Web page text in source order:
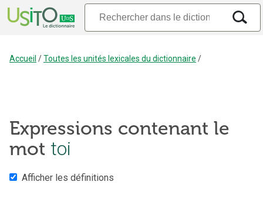
Accueil /Toutes les unités lexicales du dictionnaire /
Expressions contenant le
mot toi
Afficher les définitions